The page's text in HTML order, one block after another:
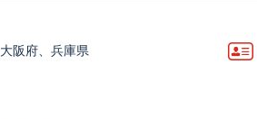
大阪府、兵庫県